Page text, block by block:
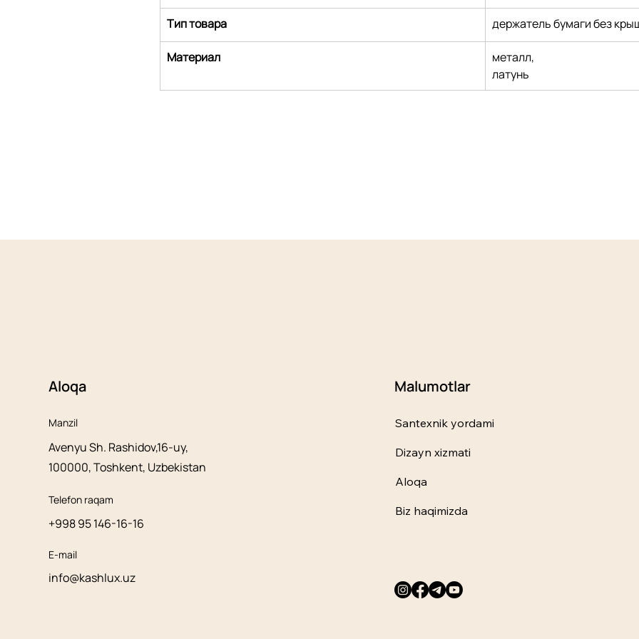
Тип товара держатель бумаги без
Материал
металл,
латунь
Aloqa
Manzil
Avenyu Sh. Rashidov,16-uy,
100000, Toshkent, Uzbekistan
Telefon raqam
+998 95 146-16-16
E-mail
info@kashlux.uz
Malumotlar
Santexnik yordami
Dizayn xizmati
Aloqa
Biz haqimizda